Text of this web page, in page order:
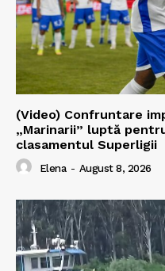
(Video) Confruntare
„Marinarii” luptă
clasamentul Superligii
Elena - August 8, 2026